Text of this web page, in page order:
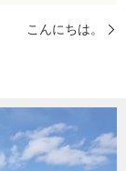
こんにちは。